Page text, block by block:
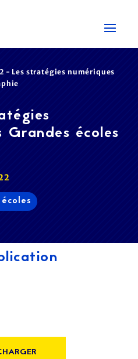
- Les stratégies numériques
Grandes écoles